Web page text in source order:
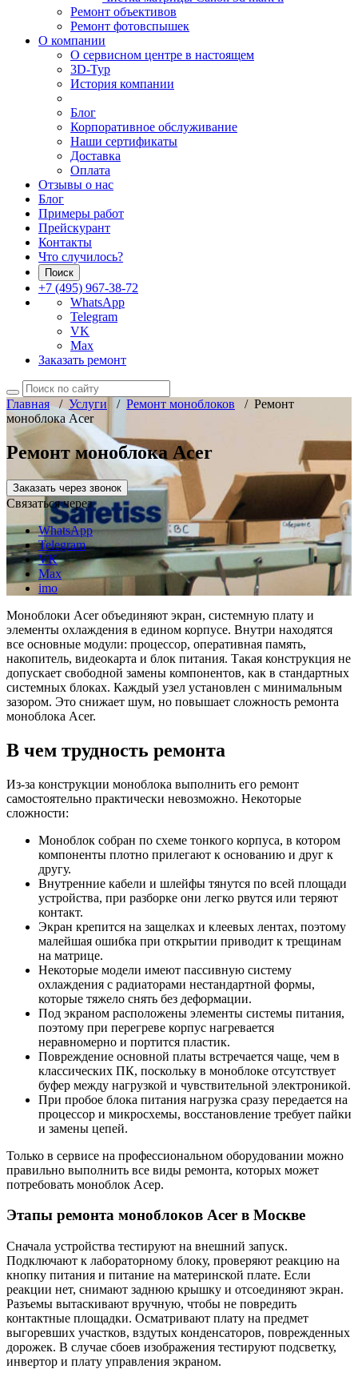
Ремонт объективов
Ремонт фотовспышек
О компании
О сервисном центре в настоящем
3D-Тур
История компании
Блог
Корпоративное обслуживание
Наши сертификаты
Доставка
Оплата
Отзывы о нас
Блог
Примеры работ
Прейскурант
Контакты
Что случилось?
Поиск
+7 (495) 967-38-72
WhatsApp
Telegram
VK
Max
Заказать ремонт
Главная/ Услуги / Ремонт моноблоков / Ремонт
моноблока Acer
Ремонт моноблока Acer
Заказать через звонок
Связаться через
WhatsApp
Telegram
VK
Max
imo
Моноблоки Acer объединяют экран, системную плату и
элементы охлаждения в едином корпусе. Внутри находятся
все основные модули: процессор, оперативная память,
накопитель, видеокарта и блок питания. Такая конструкция не
допускает свободной замены компонентов, как в стандартных
системных блоках. Каждый узел установлен с минимальным
зазором. Это снижает шум, но повышает сложность ремонта
моноблока Acer.
В чем трудность ремонта
Из-за конструкции моноблока выполнить его ремонт
самостоятельно практически невозможно. Некоторые
сложности:
Моноблок собран по схеме тонкого корпуса, в котором
компоненты плотно прилегают к основанию и друг к
другу.
Внутренние кабели и шлейфы тянутся по всей площади
устройства, при разборке они легко рвутся или теряют
контакт.
Экран крепится на защелках и клеевых лентах, поэтому
малейшая ошибка при открытии приводит к трещинам
на матрице.
Некоторые модели имеют пассивную систему
охлаждения с радиаторами нестандартной формы,
которые тяжело снять без деформации.
Под экраном расположены элементы системы питания,
поэтому при перегреве корпус нагревается
неравномерно и портится пластик.
Повреждение основной платы встречается чаще, чем в
классических ПК, поскольку в моноблоке отсутствует
буфер между нагрузкой и чувствительной электроникой.
При пробое блока питания нагрузка сразу передается на
процессор и микросхемы, восстановление требует пайки
и замены цепей.
Только в сервисе на профессиональном оборудовании можно
правильно выполнить все виды ремонта, которых может
потребовать моноблок Асер.
Этапы ремонта моноблоков Acer в Москве
Сначала устройства тестируют на внешний запуск.
Подключают к лабораторному блоку, проверяют реакцию на
кнопку питания и питание на материнской плате. Если
реакции нет, снимают заднюю крышку и отсоединяют экран.
Разъемы вытаскивают вручную, чтобы не повредить
контактные площадки. Осматривают плату на предмет
выгоревших участков, вздутых конденсаторов, поврежденных
дорожек. В случае сбоев изображения тестируют подсветку,
инвертор и плату управления экраном.